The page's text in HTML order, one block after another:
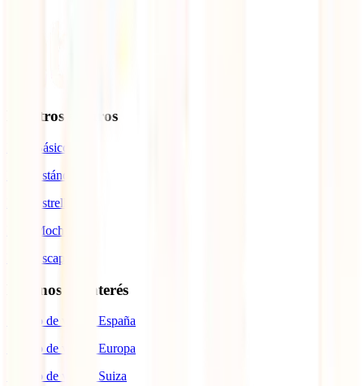
Nuestros seguros
IATI Básico
IATI Estándar
IATI Estrella
IATI Mochilero
IATI Escapadas
Destinos de interés
Seguro de viaje a España
Seguro de viaje a Europa
Seguro de viaje a Suiza